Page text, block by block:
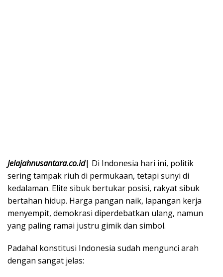
Jelajahnusantara.co.id| Di Indonesia hari ini, politik
sering tampak riuh di permukaan, tetapi sunyi di
kedalaman. Elite sibuk bertukar posisi, rakyat sibuk
bertahan hidup. Harga pangan naik, lapangan kerja
menyempit, demokrasi diperdebatkan ulang, namun
yang paling ramai justru gimik dan simbol.
Padahal konstitusi Indonesia sudah mengunci arah
dengan sangat jelas: